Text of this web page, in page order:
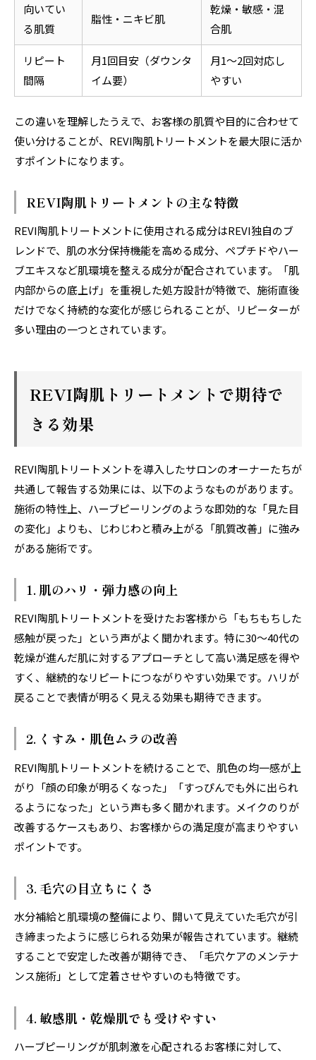
向いてい
る肌質
脂性・ニキビ肌
乾燥・敏感・混
合肌
リピート
間隔
月1回目安（ダウンタ
イム要）
月1〜2回対応し
やすい
この違いを理解したうえで、お客様の肌質や目的に合わせて
使い分けることが、REVI陶肌トリートメントを最大限に活か
すポイントになります。
REVI陶肌トリートメントの主な特徴
REVI陶肌トリートメントに使用される成分はREVI独自のブ
レンドで、肌の水分保持機能を高める成分、ペプチドやハー
ブエキスなど肌環境を整える成分が配合されています。「肌
内部からの底上げ」を重視した処方設計が特徴で、施術直後
だけでなく持続的な変化が感じられることが、リピーターが
多い理由の一つとされています。
REVI陶肌トリートメントで期待で
きる効果
REVI陶肌トリートメントを導入したサロンのオーナーたちが
共通して報告する効果には、以下のようなものがあります。
施術の特性上、ハーブピーリングのような即効的な「見た目
の変化」よりも、じわじわと積み上がる「肌質改善」に強み
がある施術です。
1. 肌のハリ・弾力感の向上
REVI陶肌トリートメントを受けたお客様から「もちもちした
感触が戻った」という声がよく聞かれます。特に30〜40代の
乾燥が進んだ肌に対するアプローチとして高い満足感を得や
すく、継続的なリピートにつながりやすい効果です。ハリが
戻ることで表情が明るく見える効果も期待できます。
2. くすみ・肌色ムラの改善
REVI陶肌トリートメントを続けることで、肌色の均一感が上
がり「顔の印象が明るくなった」「すっぴんでも外に出られ
るようになった」という声も多く聞かれます。メイクのりが
改善するケースもあり、お客様からの満足度が高まりやすい
ポイントです。
3. 毛穴の目立ちにくさ
水分補給と肌環境の整備により、開いて見えていた毛穴が引
き締まったように感じられる効果が報告されています。継続
することで安定した改善が期待でき、「毛穴ケアのメンテナ
ンス施術」として定着させやすいのも特徴です。
4. 敏感肌・乾燥肌でも受けやすい
ハーブピーリングが肌刺激を心配されるお客様に対して、